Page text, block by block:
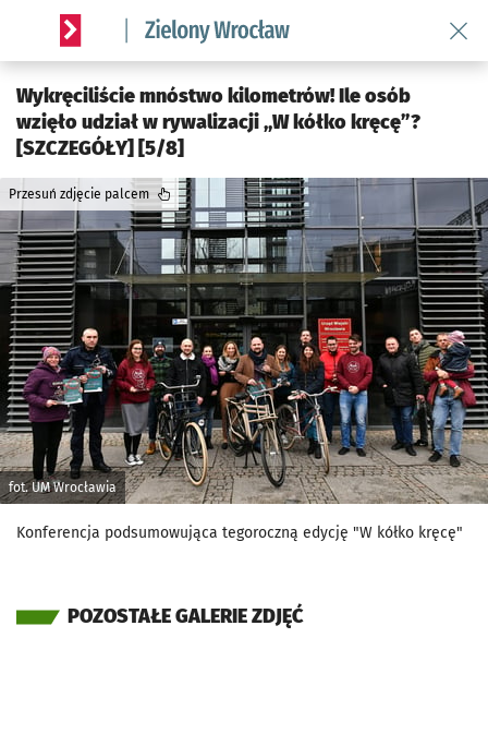
Serwis informacyjny wroclaw.pl podserwis: Środowisko we
Wykręciliście mnóstwo kilometrów! Ile osób
wzięło udział w rywalizacji „W kółko kręcę”?
[SZCZEGÓŁY] [5/8]
fot. UM Wrocławia
Przesuń zdjęcie palcem
Konferencja podsumowująca tegoroczną edycję "W kółko kręcę"
POZOSTAŁE GALERIE ZDJĘĆ